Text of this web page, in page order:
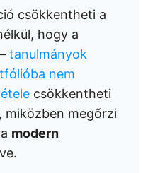
csökkentheti a
hogy a
tanulmányok
nem
csökkentheti
miközben megőrzi
modern